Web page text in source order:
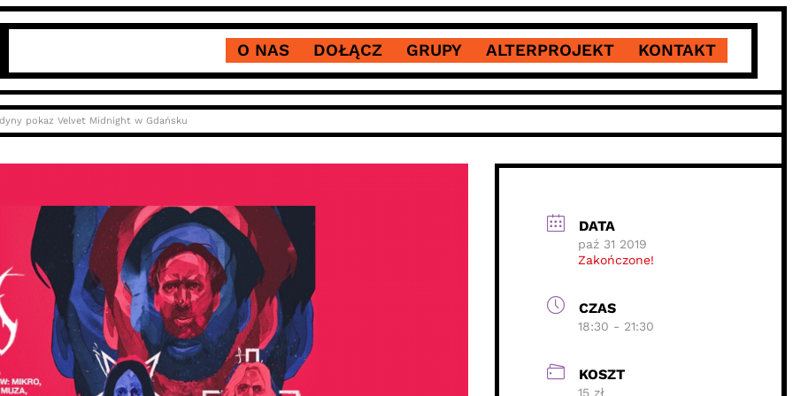
O NAS DOŁĄCZ GRUPY ALTERPROJEKT KONTAKT
pokaz Velvet Midnight w Gdańsku
DATA
paź 31 2019
Zakończone!
CZAS
18:30 - 21:30
KOSZT
15 zł